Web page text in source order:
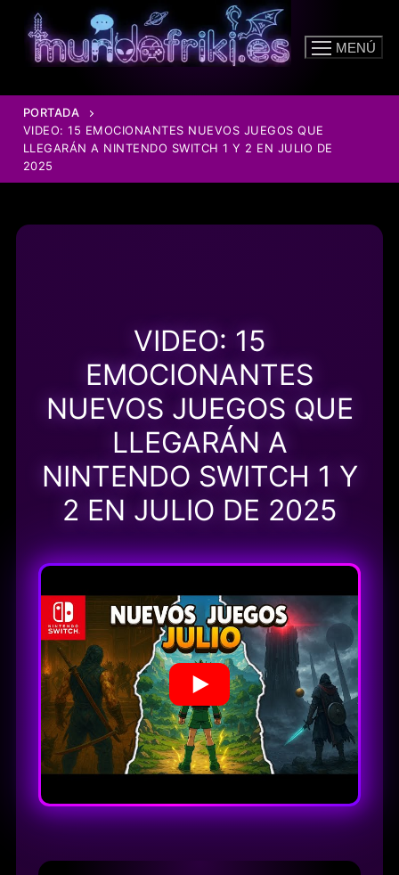
contenido
MENÚ
PORTADA
VIDEO: 15 EMOCIONANTES NUEVOS JUEGOS QUE
LLEGARÁN A NINTENDO SWITCH 1 Y 2 EN JULIO DE
2025
VIDEO: 15
EMOCIONANTES
NUEVOS JUEGOS QUE
LLEGARÁN A
NINTENDO SWITCH 1 Y
2 EN JULIO DE 2025